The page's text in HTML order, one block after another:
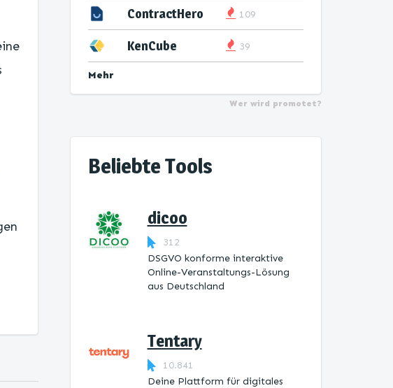
ContractHero 109
KenCube 39
Mehr
Wer wird promotet?
Beliebte Tools
dicoo
312
DSGVO konforme interaktive
Online-Veranstaltungs-Lösung
aus Deutschland
Tentary
10.841
Deine Plattform für digitales